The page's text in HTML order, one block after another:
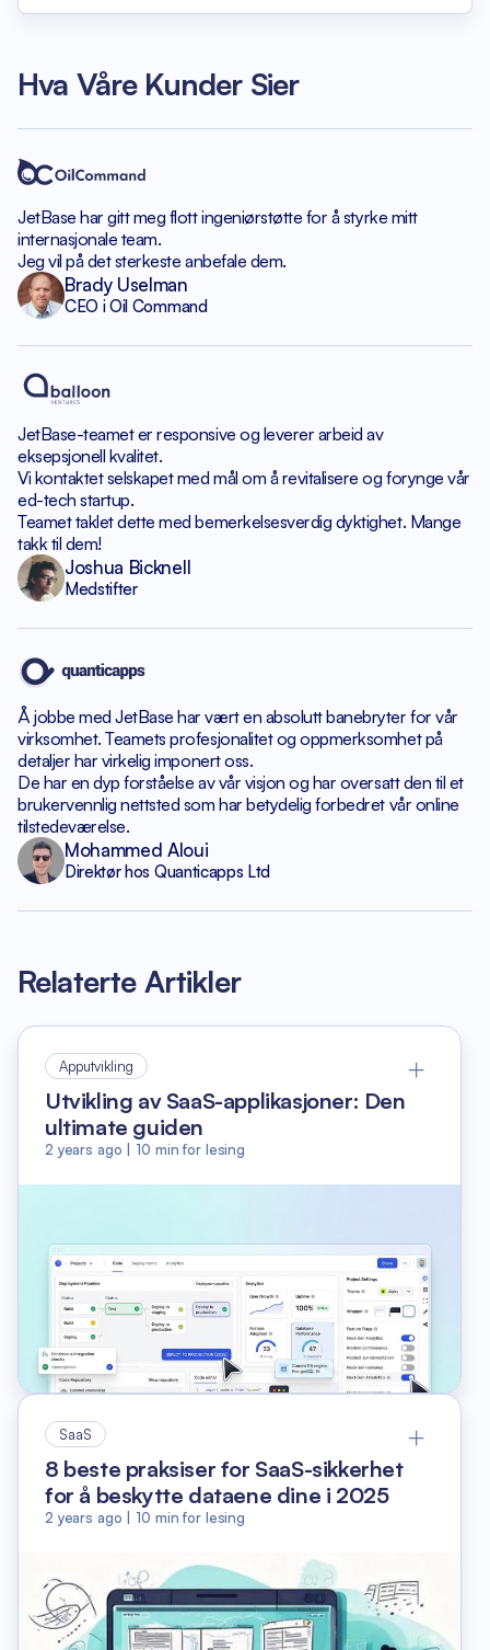
Hva Våre Kunder Sier
JetBase har gitt meg flottingeniørstøtte for å styrke mitt
internasjonale team.
Jeg vil på det sterkeste anbefale dem.
Brady Uselman
CEO i Oil Command
JetBase-teamet er responsiveog leverer arbeid av
eksepsjonell kvalitet.
Vi kontaktet selskapet med mål om å revitalisere og forynge vår
ed-tech startup.
Teamet taklet dette med bemerkelsesverdig dyktighet. Mange
takk til dem!
Joshua Bicknell
Medstifter
Å jobbe med JetBase har vært en absolutt banebryterfor vår
virksomhet. Teamets profesjonalitet og oppmerksomhetpå
detaljer har virkelig imponert oss.
De har en dyp forståelse av vår visjon og har oversatt den til et
brukervennlig nettsted som har betydeligforbedret vår online
tilstedeværelse.
Mohammed Aloui
Direktør hos Quanticapps Ltd
Relaterte Artikler
Apputvikling
Utvikling av SaaS-applikasjoner: Den
ultimate guiden
2 years ago |10 min for lesing
SaaS
8 beste praksiser for SaaS-sikkerhet
for å beskytte dataene dine i 2025
2 years ago |10 min for lesing